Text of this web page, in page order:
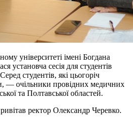
університеті імені Богдана
установча сесія для студентів
студентів, які цьогоріч
— очільники провідних медичних
та Полтавської областей.
ректор Олександр Черевко.